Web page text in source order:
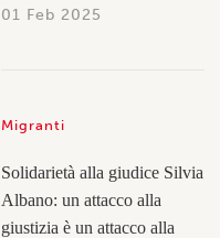
01 Feb 2025
Migranti
Solidarietà alla giudice Silvia
Albano: un attacco alla
giustizia è un attacco alla